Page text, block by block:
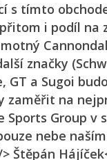
s tímto
i podíl na
značky
a Sugoi
zaměřit na
Sports Group
nebe
Štěpán